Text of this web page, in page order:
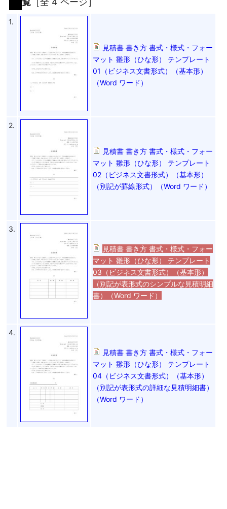
1.
見積書 書き方 書式・様式・フォー
マット 雛形（ひな形） テンプレート
01（ビジネス文書形式）（基本形）
（Word ワード）
2.
見積書 書き方 書式・様式・フォー
マット 雛形（ひな形） テンプレート
02（ビジネス文書形式）（基本形）
（別記が罫線形式）（Word ワード）
3.
見積書 書き方 書式・様式・フォー
マット 雛形（ひな形） テンプレート
03（ビジネス文書形式）（基本形）
（別記が表形式のシンプルな見積明細
書）（Word ワード）
4.
見積書 書き方 書式・様式・フォー
マット 雛形（ひな形） テンプレート
04（ビジネス文書形式）（基本形）
（別記が表形式の詳細な見積明細書）
（Word ワード）